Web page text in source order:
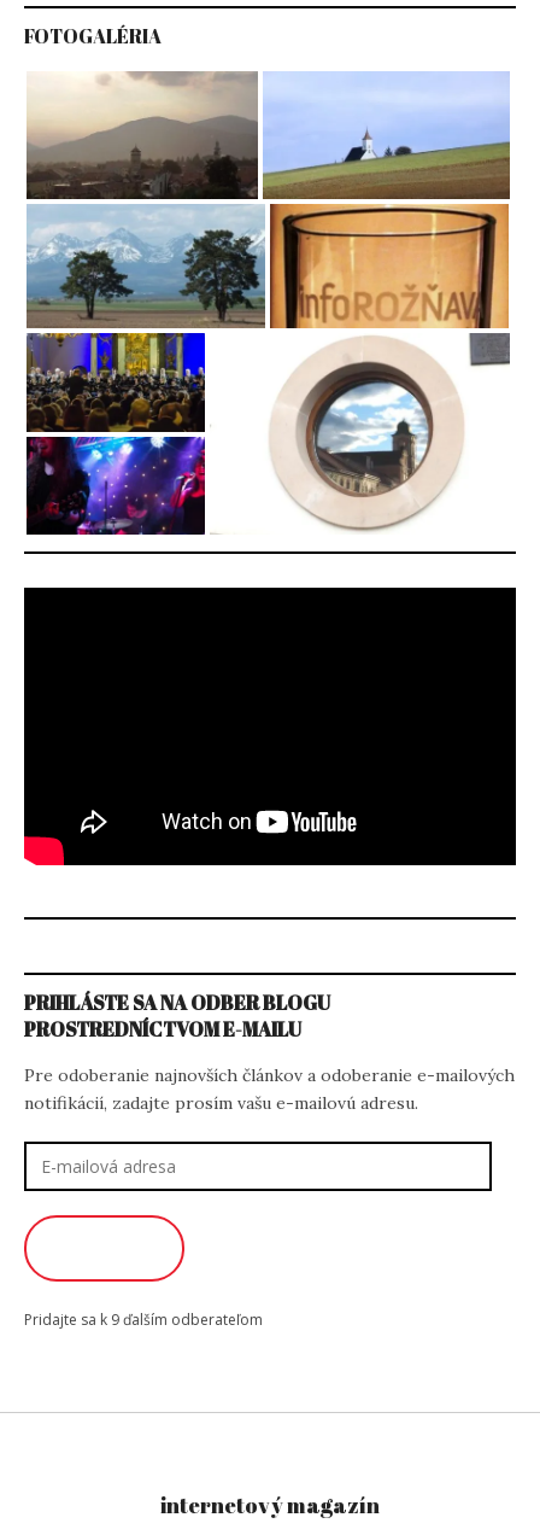
FOTOGALÉRIA
PRIHLÁSTE SA NA ODBER BLOGU
PROSTREDNÍCTVOM E-MAILU
Pre odoberanie najnovších článkov a odoberanie e-mailových
notifikácií, zadajte prosím vašu e-mailovú adresu.
adresa
Pridajte sa k 9 ďalším odberateľom
internetový magazín